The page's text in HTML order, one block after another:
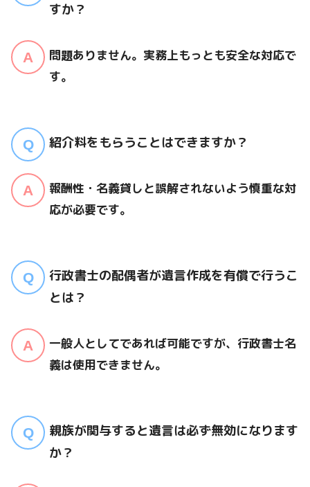
すか？
問題ありません。実務上もっとも安全な対応で
す。
紹介料をもらうことはできますか？
報酬性・名義貸しと誤解されないよう慎重な対
応が必要です。
行政書士の配偶者が遺言作成を有償で行うこ
とは？
一般人としてであれば可能ですが、行政書士名
義は使用できません。
親族が関与すると遺言は必ず無効になります
か？